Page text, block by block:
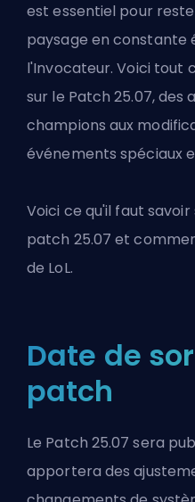
est essentiel pour
paysage en constante
l'Invocateur. Voici tout
sur le Patch 25.07, des
champions aux
événements spéciaux
Voici ce qu'il faut savoir
patch 25.07 et
de LoL.
Date de
patch
Le Patch 25.07 sera
apportera des